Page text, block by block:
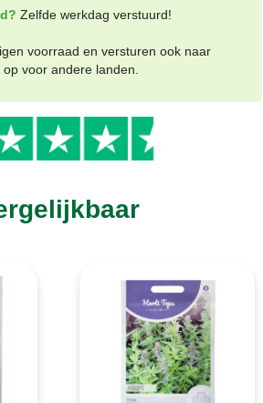
Zelfde werkdag verstuurd!
voorraad en versturen ook naar
voor andere landen.